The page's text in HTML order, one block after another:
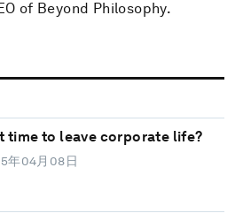
of Beyond Philosophy.
time to leave corporate life?
年04月08日